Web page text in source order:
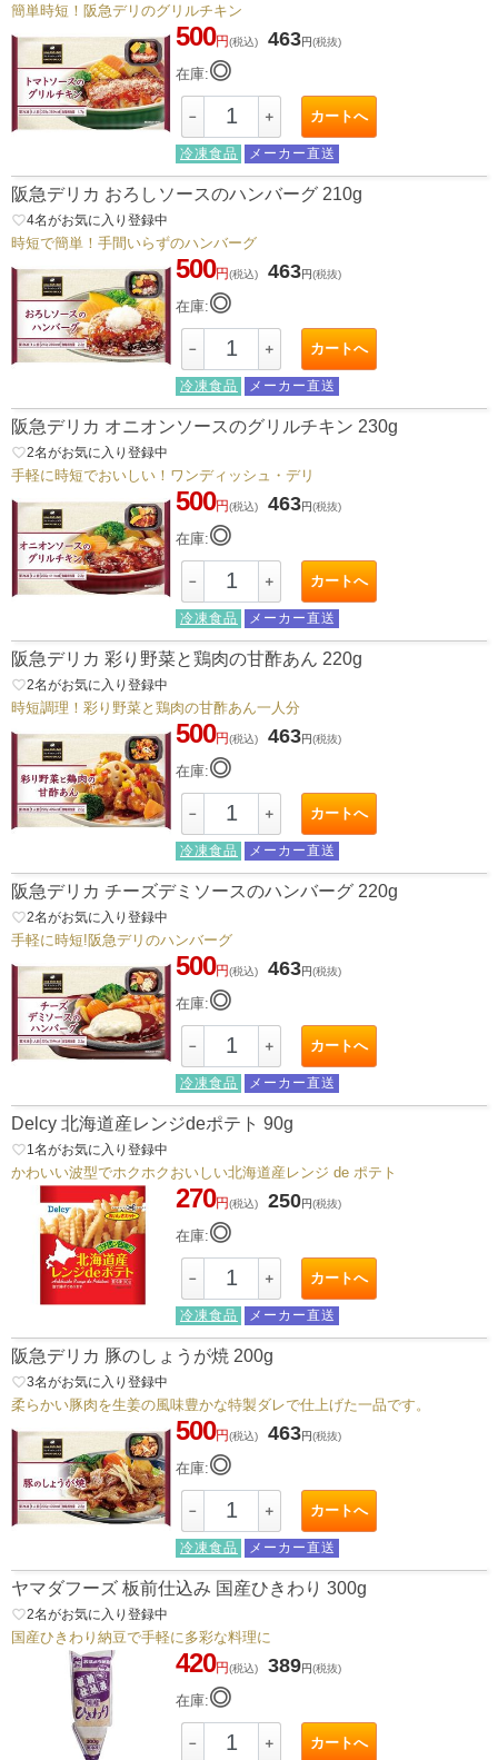
簡単時短！阪急デリのグリルチキン
500円(税込) 463円(税抜)
在庫:◎
－ ＋ カートへ
冷凍食品 メーカー直送
阪急デリカ おろしソースのハンバーグ 210g
favorite_border4名がお気に入り登録中
時短で簡単！手間いらずのハンバーグ
500円(税込) 463円(税抜)
在庫:◎
－ ＋ カートへ
冷凍食品 メーカー直送
阪急デリカ オニオンソースのグリルチキン 230g
favorite_border2名がお気に入り登録中
手軽に時短でおいしい！ワンディッシュ・デリ
500円(税込) 463円(税抜)
在庫:◎
－ ＋ カートへ
冷凍食品 メーカー直送
阪急デリカ 彩り野菜と鶏肉の甘酢あん 220g
favorite_border2名がお気に入り登録中
時短調理！彩り野菜と鶏肉の甘酢あん一人分
500円(税込) 463円(税抜)
在庫:◎
－ ＋ カートへ
冷凍食品 メーカー直送
阪急デリカ チーズデミソースのハンバーグ 220g
favorite_border2名がお気に入り登録中
手軽に時短!阪急デリのハンバーグ
500円(税込) 463円(税抜)
在庫:◎
－ ＋ カートへ
冷凍食品 メーカー直送
Delcy 北海道産レンジdeポテト 90g
favorite_border1 名がお気に入り登録中
かわいい波型でホクホクおいしい北海道産レンジ de ポテト
270円(税込) 250円(税抜)
在庫:◎
－ ＋ カートへ
冷凍食品 メーカー直送
阪急デリカ 豚のしょうが焼 200g
favorite_border3名がお気に入り登録中
柔らかい豚肉を生姜の風味豊かな特製ダレで仕上げた一品です。
500円(税込) 463円(税抜)
在庫:◎
－ ＋ カートへ
冷凍食品 メーカー直送
ヤマダフーズ 板前仕込み 国産ひきわり 300g
favorite_border2名がお気に入り登録中
国産ひきわり納豆で手軽に多彩な料理に
420円(税込) 389円(税抜)
在庫:◎
－ ＋ カートへ